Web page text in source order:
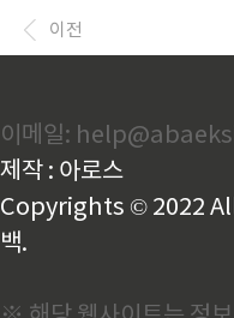
무는 시간은 길지만 그만큼 수
다. 2020년 기준..
더라고요. 👉유심보호서비스
문제는 교체 재고보다도 지금
일, SKT는 자사 시스템에서
이어서 유심 정보 유출 정황을
단순한 시스템 오류가 아니라,
이전
이메일:
제작 : 아로스
Copyrights © 2022
백.